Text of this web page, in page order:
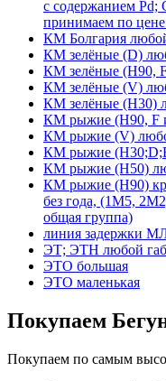
с содержанием Pd;
принимаем по
КМ Болгария
КМ зелёные (D)
КМ зелёные (H90,
КМ зелёные (V)
КМ зелёные (Н30)
КМ рыжие (H90, F
КМ рыжие (V)
КМ рыжие
КМ рыжие (Н50)
КМ рыжие (Н90)
без года, (1М5,
общая группа)
линия задержки
ЭТ; ЭТН любой
ЭТО большая
ЭТО маленькая
Покупаем
Покупаем по самым